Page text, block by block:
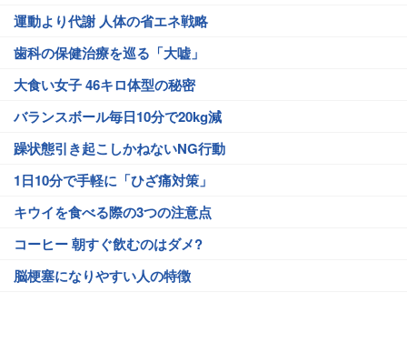
運動より代謝 人体の省エネ戦略
歯科の保健治療を巡る「大嘘」
大食い女子 46キロ体型の秘密
バランスボール毎日10分で20kg減
躁状態引き起こしかねないNG行動
1日10分で手軽に「ひざ痛対策」
キウイを食べる際の3つの注意点
コーヒー 朝すぐ飲むのはダメ?
脳梗塞になりやすい人の特徴